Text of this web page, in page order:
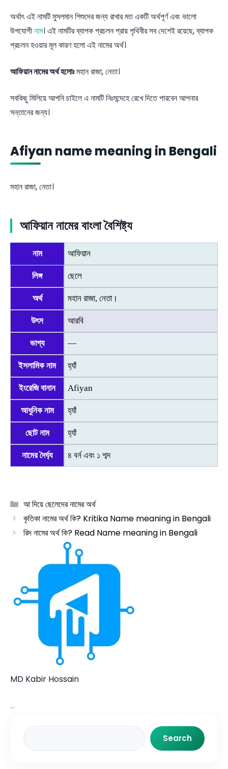
অর্থাৎ এই নামটি মুসলমান শিশুদের জন্য রাখার মত একটি অর্থপূর্ণ এবং ভালো
উপযোগীনাম। এই নামটির ব্যাপক প্রচলন প্রায় পৃথিবীর সব দেশেই রয়েছে, ব্যাপক
প্রচলন হওয়ার মূল কারণ হলো এই নামের অর্থ।
আফিয়ান নামের অর্থ হলোঃমহান রাজা, নেতা।
সবকিছু মিলিয়ে আপনি চাইলে এ নামটি নিঃসন্দেহে রেখে দিতে পারবেন আপনার
সন্তানের জন্য।
Afiyan name meaning in Bengali
মহান রাজা, নেতা।
আফিয়ান নামের বাংলা বৈশিষ্ট্য
নাম আফিয়ান
লিঙ্গ ছেলে
অর্থ মহান রাজা, নেতা।
উৎস আরবি
ভাগ্য —
ইসলামিক নাম হ্যাঁ
ইংরেজি বানান Afiyan
আধুনিক নাম হ্যাঁ
ছোট নাম হ্যাঁ
নামের দৈর্ঘ্য ৪ বর্ন এবং ১ শব্দ
Categories
আ দিয়ে ছেলেদের নামের অর্থ
কৃতিকা নামের অর্থ কি? Kritika Name meaning in Bengali
রিদ নামের অর্থ কি? Read Name meaning in Bengali
MD Kabir Hossain
...
Search
Search